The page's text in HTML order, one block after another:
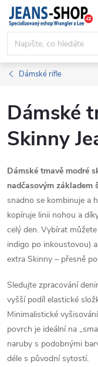
Přejít
obsah
Dámské rifle
Dámské
Skinny
Dámské tmavě modré
nadčasovým základem
snadno se kombinuje a
kopíruje linii nohou a
celý den. Vybírat
indigo po inkoustovou)
extra Skinny – přesně
Sledujte zpracování
vyšší podíl elastické
Minimalistické
povrch je ideální na
naruby s podobnými
déle s původní sytostí.